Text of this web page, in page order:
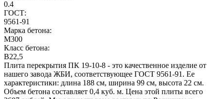
0.4
ГОСТ:
9561-91
Марка бетона:
M300
Класс бетона:
B22,5
Плита перекрытия ПК 19-10-8 - это качественное изделие от
нашего завода ЖБИ, соответствующее ГОСТ 9561-91. Ее
характеристики: длина 188 см, ширина 99 см, высота 22 см.
Объем бетона составляет 0,4 куб. м. Цена этой плиты всего